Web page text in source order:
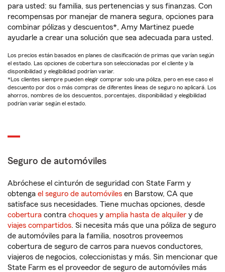
para usted: su familia, sus pertenencias y sus finanzas. Con
recompensas por manejar de manera segura, opciones para
combinar pólizas y descuentos*, Amy Martinez puede
ayudarle a crear una solución que sea adecuada para usted.
Los precios están basados en planes de clasificación de primas que varían según
el estado. Las opciones de cobertura son seleccionadas por el cliente y la
disponibilidad y elegibilidad podrían variar.
*Los clientes siempre pueden elegir comprar solo una póliza, pero en ese caso el
descuento por dos o más compras de diferentes líneas de seguro no aplicará. Los
ahorros, nombres de los descuentos, porcentajes, disponibilidad y elegibilidad
podrían variar según el estado.
Seguro de automóviles
Abróchese el cinturón de seguridad con State Farm y
obtenga el seguro de automóviles en Barstow, CA que
satisface sus necesidades. Tiene muchas opciones, desde
cobertura contra choques y amplia hasta de alquiler y de
viajes compartidos. Si necesita más que una póliza de seguro
de automóviles para la familia, nosotros proveemos
cobertura de seguro de carros para nuevos conductores,
viajeros de negocios, coleccionistas y más. Sin mencionar que
State Farm es el proveedor de seguro de automóviles más